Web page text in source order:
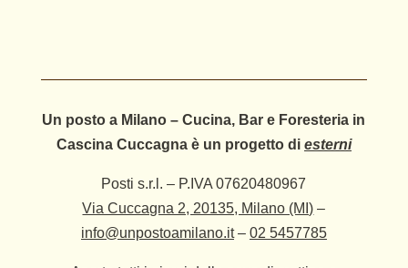
Un posto a Milano – Cucina, Bar e Foresteria in
Cascina Cuccagna è un progetto di esterni
Posti s.r.l. – P.IVA 07620480967
Via Cuccagna 2, 20135, Milano (MI) –
info@unpostoamilano.it– 02 5457785